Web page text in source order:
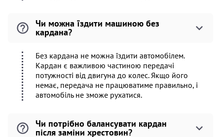
Чи можна їздити машиною без
кардана?
Без кардана не можна їздити автомобілем.
Кардан є важливою частиною передачі
потужності від двигуна до колес. Якщо його
немає, передача не працюватиме правильно, і
автомобіль не зможе рухатися.
Чи потрібно балансувати кардан
після заміни хрестовин?